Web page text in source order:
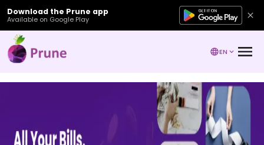
Download the Prune app
Available on Google Play
EN